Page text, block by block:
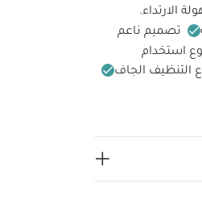
الارتداء.
تصميم ناعم
استخدام
التنظيف الجاف